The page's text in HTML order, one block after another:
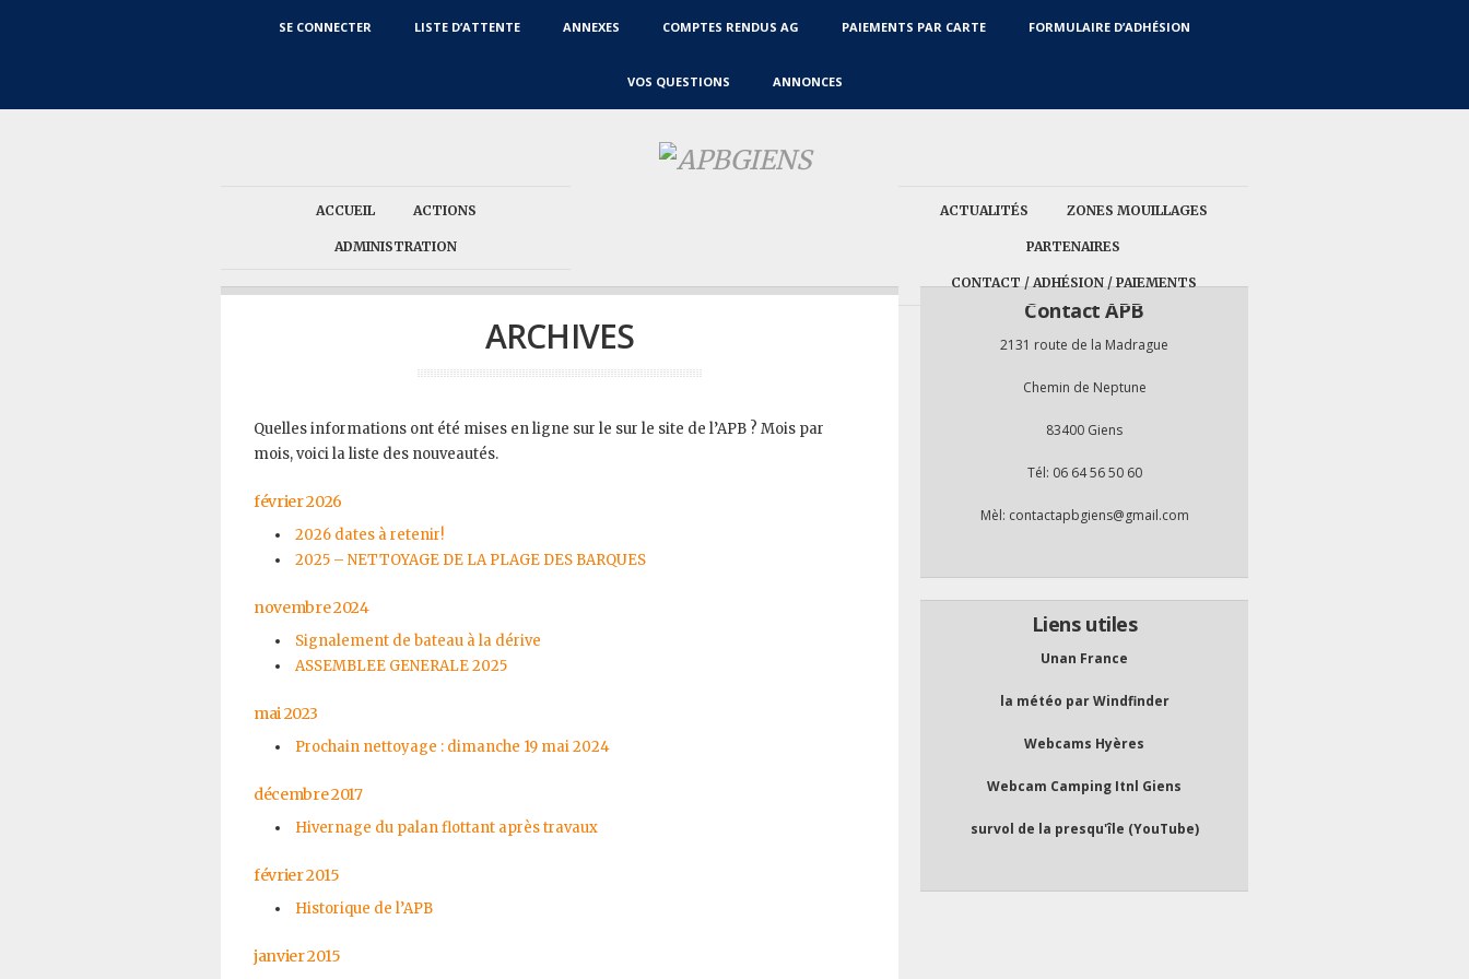
SE CONNECTER LISTE D’ATTENTE ANNEXES COMPTES RENDUS AG PAIEMENTS PAR CARTE FORMULAIRE D’ADHÉSION
VOS QUESTIONS ANNONCES
ACCUEIL ACTIONS
ADMINISTRATION
ACTUALITÉS ZONES MOUILLAGES
PARTENAIRES
CONTACT / ADHÉSION / PAIEMENTS
ARCHIVES
Quelles informations ont été mises en ligne sur le sur le site de l’APB ? Mois par
mois, voici la liste des nouveautés.
février 2026
2026 dates à retenir!
2025 – NETTOYAGE DE LA PLAGE DES BARQUES
novembre 2024
Signalement de bateau à la dérive
ASSEMBLEE GENERALE 2025
mai 2023
Prochain nettoyage : dimanche 19 mai 2024
décembre 2017
Hivernage du palan flottant après travaux
février 2015
Historique de l’APB
janvier 2015
Contact APB
2131 route de la Madrague
Chemin de Neptune
83400 Giens
Tél: 06 64 56 50 60
Mèl: contactapbgiens@gmail.com
Liens utiles
Unan France
la météo par Windfinder
Webcams Hyères
Webcam Camping Itnl Giens
survol de la presqu'île (YouTube)